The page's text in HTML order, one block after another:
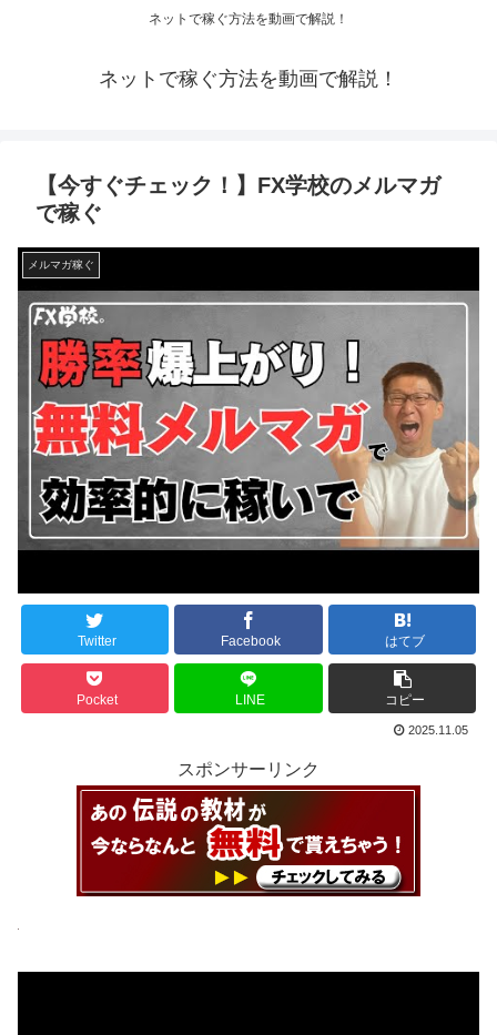
ネットで稼ぐ方法を動画で解説！
ネットで稼ぐ方法を動画で解説！
【今すぐチェック！】FX学校のメルマガ
で稼ぐ
メルマガ稼ぐ
Twitter Facebook はてブ
Pocket LINE コピー
2025.11.05
スポンサーリンク